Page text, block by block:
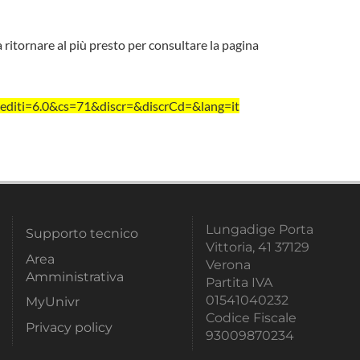
al più presto per consultare la pagina
Supporto tecnico
Area
Amministrativa
MyUnivr
Privacy policy
Lungadige Porta
Vittoria, 41 37129
Verona
Partita IVA
01541040232
Codice Fiscale
93009870234